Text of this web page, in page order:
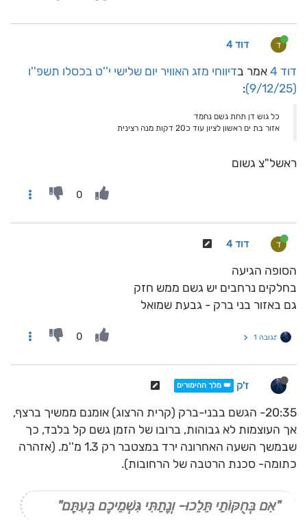
ד דוד 4
דוד 4 אמר בדיווחי מזג האוויר יום שלישי י''ט בכסלו תשפ''ו
(9/12/25)
:
כל גוש דן תחת גשם נחמד
אזור בת ים ראשון לציון עוד כ20 דקות מנה רצינית
ראשל"צ גשום
0
ד דוד 4
הסופה הגיעה
בחלקים נרחבים יש גשם ממש חזק
גם באזור בני ברק - גבעת שמואל
תגובה 1 0
ז'ק 👑 מלך ההימורים
20:35- הגשם בבני-ברק (קרית הרצוג) אומנם ממשיך ברצף,
אך העוצמות לא גבוהות, ברובו של הזמן גשם קל בלבד, כך
שבמשך השעה האחרונה ירד במצטבר רק 1.3 מ''מ. (אזהרה
כתומה- סכנת הרטבה של הרחובות).
"אִם בְּחֻקּוֹתַי תֵּלֵכוּ- וְנָתַתִּי גִּשְׁמֵיכֶם בְּעִתָּם"